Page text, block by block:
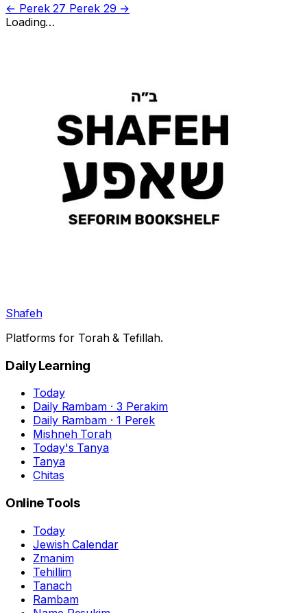
← Perek 27 Perek 29 →
Loading…
Shafeh
Platforms for Torah & Tefillah.
Daily Learning
Today
Daily Rambam · 3 Perakim
Daily Rambam · 1 Perek
Mishneh Torah
Today's Tanya
Tanya
Chitas
Online Tools
Today
Jewish Calendar
Zmanim
Tehillim
Tanach
Rambam